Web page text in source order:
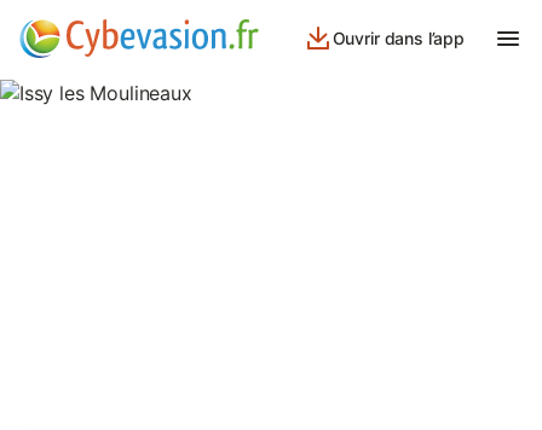
Ouvrir dans l’app